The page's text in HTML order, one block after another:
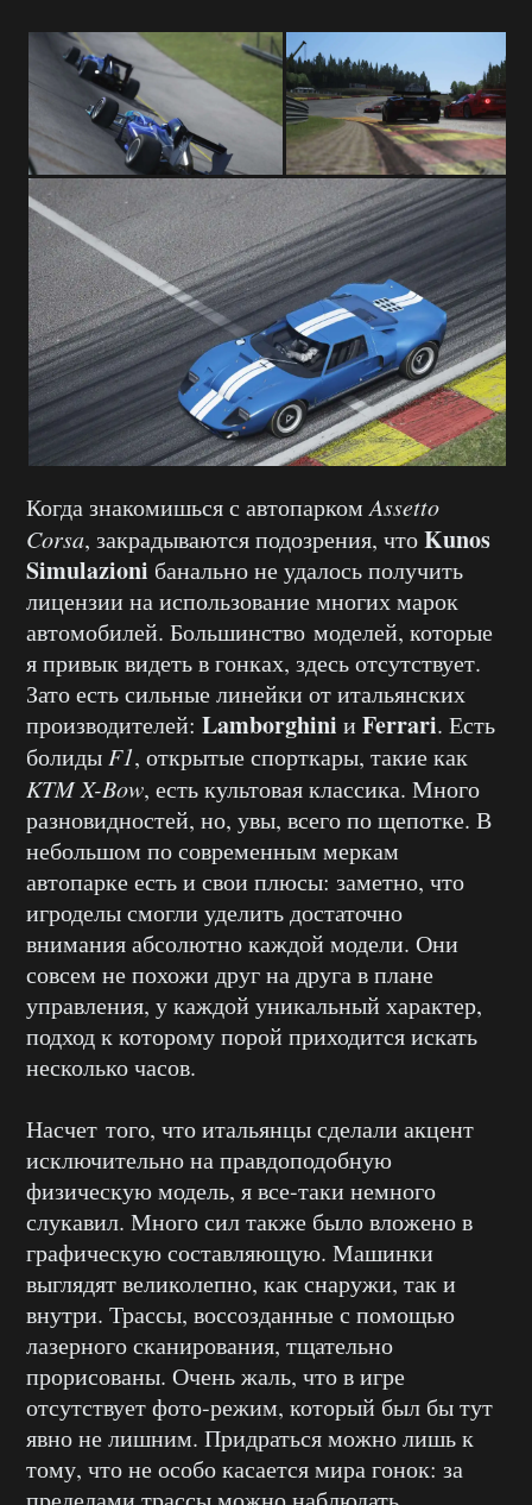
Когда знакомишься с автопаркомAssetto
Corsa, закрадываются подозрения, чтоKunos
Simulazioni банально не удалось получить
лицензии на использование многих марок
автомобилей. Большинство моделей, которые
я привык видеть в гонках, здесь отсутствует.
Зато есть сильные линейки от итальянских
производителей: Lamborghini и Ferrari. Есть
болиды F1, открытые спорткары, такие как
KTM X-Bow, есть культовая классика. Много
разновидностей, но, увы, всего по щепотке. В
небольшом по современным меркам
автопарке есть и свои плюсы: заметно, что
игроделы смогли уделить достаточно
внимания абсолютно каждой модели. Они
совсем не похожи друг на друга в плане
управления, у каждой уникальный характер,
подход к которому порой приходится искать
несколько часов.
Насчет того, что итальянцы сделали акцент
исключительно на правдоподобную
физическую модель, я все-таки немного
слукавил. Много сил также было вложено в
графическую составляющую. Машинки
выглядят великолепно, как снаружи, так и
внутри. Трассы, воссозданные с помощью
лазерного сканирования, тщательно
прорисованы. Очень жаль, что в игре
отсутствует фото-режим, который был бы тут
явно не лишним. Придраться можно лишь к
тому, что не особо касается мира гонок: за